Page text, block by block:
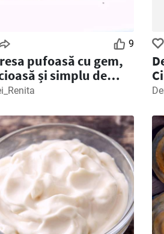
9
pufoasă cu gem,
și simplu de